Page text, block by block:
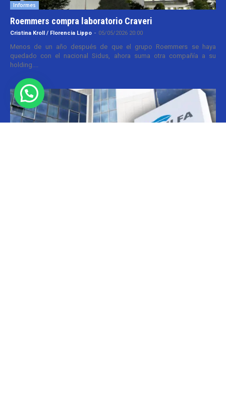
Informes
Roemmers compra laboratorio Craveri
Cristina Kroll / Florencia Lippo - 05/05/2026 20:00
Menos de un año después de que el grupo Roemmers se haya
quedado con el nacional Sidus, ahora suma otra compañía a su
holding....